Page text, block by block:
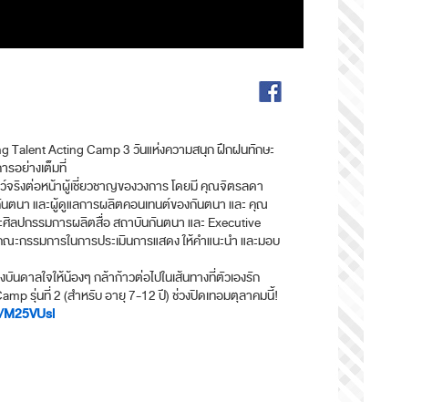
Talent Acting Camp 3 วันแห่งความสนุก ฝึกฝนทักษะ
รอย่างเต็มที่
ว์จริงต่อหน้าผู้เชี่ยวชาญของวงการ โดยมี คุณจิตรลดา
นา และผู้ดูแลการผลิตคอนเทนต์ของกันตนา และ คุณ
ลปกรรมการผลิตสื่อ สถาบันกันตนา และ Executive
กรรมการในการประเมินการแสดง ให้คำแนะนำ และมอบ
นดาลใจให้น้องๆ กล้าก้าวต่อไปในเส้นทางที่ตัวเองรัก
รุ่นที่ 2 (สำหรับ อายุ 7-12 ปี) ช่วงปิดเทอมตุลาคมนี้!